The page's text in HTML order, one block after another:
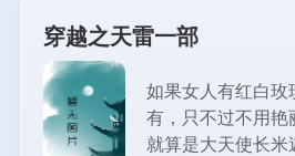
穿越之天雷一部
如果女人有红白玫
有，只不过不用艳
就算是大天使长